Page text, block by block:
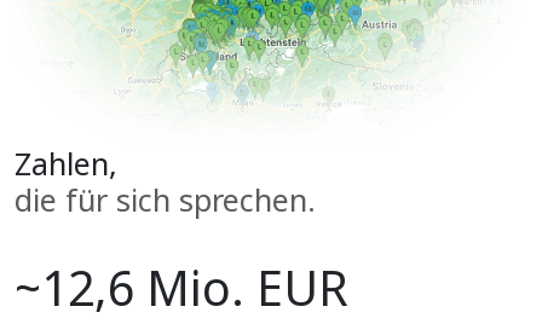
Zahlen,
die für sich sprechen.
~12,6 Mio. EUR